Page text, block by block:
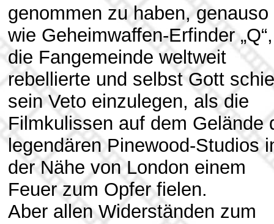
genommen zu haben, genauso
wie Geheimwaffen-Erfinder „Q“,
die Fangemeinde weltweit
rebellierte und selbst Gott
sein Veto einzulegen, als die
Filmkulissen auf dem Gelände
legendären Pinewood-Studios
der Nähe von London einem
Feuer zum Opfer fielen.
Aber allen Widerständen zum